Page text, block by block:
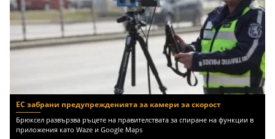
ЕС забрани предупрежденията за камери за скорост
Брюксел развързва ръцете на правителствата за спиране на функции в
приложения като Waze и Google Maps